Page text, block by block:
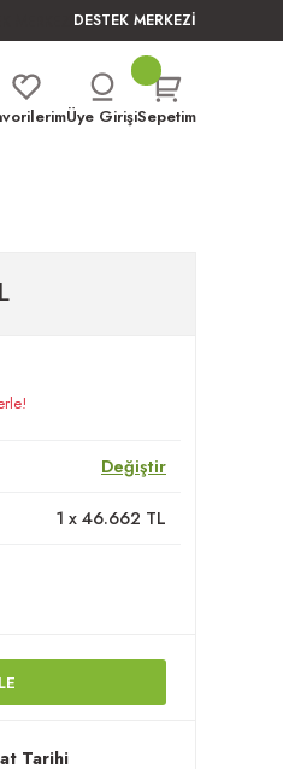
DESTEK MERKEZİ
Üye GirişiSepetim
Değiştir
1 x46.662 TL
Tarihi